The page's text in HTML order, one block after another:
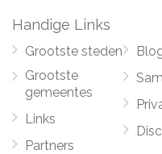
Handige Links
Grootste steden
Grootste
gemeentes
Links
Partners